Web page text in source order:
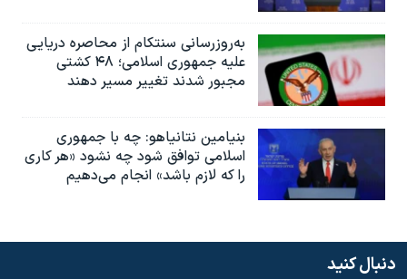
به‌روزرسانی سنتکام از محاصره دریایی
علیه جمهوری اسلامی؛ ۴۸ کشتی
مجبور شدند تغییر مسیر دهند
بنیامین نتانیاهو: چه با جمهوری
اسلامی توافق شود چه نشود «هر کاری
را که لازم باشد» انجام می‌دهیم
دنبال کنید